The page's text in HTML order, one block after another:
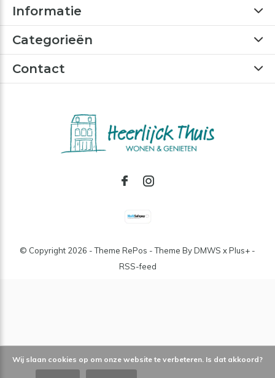
Informatie
Categorieën
Contact
© Copyright 2026 - Theme RePos - Theme ByDMWS xPlus+ -
RSS-feed
Wij slaan cookies op om onze website te verbeteren. Is dat akkoord?